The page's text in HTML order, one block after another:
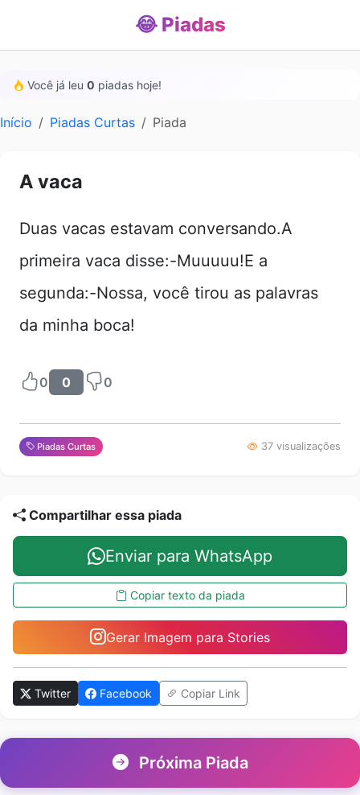
😂 Piadas
Você já leu 0 piadas hoje!
Início Piadas Curtas Piada
A vaca
Duas vacas estavam conversando.A
primeira vaca disse:-Muuuuu!E a
segunda:-Nossa, você tirou as palavras
da minha boca!
0 0 0
Piadas Curtas 37 visualizações
Compartilhar essa piada
Enviar para WhatsApp
Copiar texto da piada
Gerar Imagem para Stories
Twitter Facebook Copiar Link
Próxima Piada